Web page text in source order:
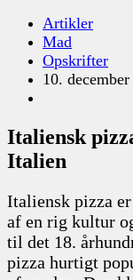
Artikler
Mad
Opskrifter
10.
Italiensk
Italien
Italiensk pizza
af en rig kultur
til det 18.
pizza hurtigt